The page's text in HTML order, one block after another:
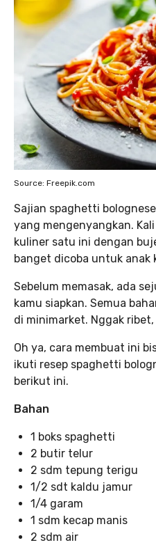
Source: Freepik.com
Sajian spaghetti
yang mengenyangkan.
kuliner satu ini dengan
banget dicoba untuk anak
Sebelum memasak, ada
kamu siapkan. Semua
di minimarket. Nggak ribet,
Oh ya, cara membuat ini
ikuti resep spaghetti
berikut ini.
Bahan
1 boks spaghetti
2 butir telur
2 sdm tepung terigu
1/2 sdt kaldu jamur
1/4 garam
1 sdm kecap manis
2 sdm air